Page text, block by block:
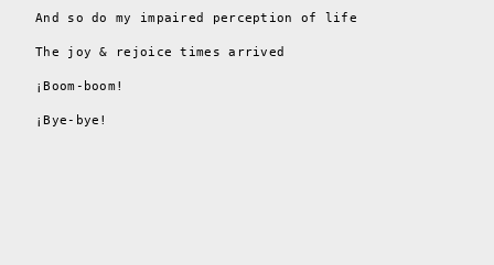
And so do my impaired perception of life
The joy & rejoice times arrived
¡Boom-boom!
¡Bye-bye!